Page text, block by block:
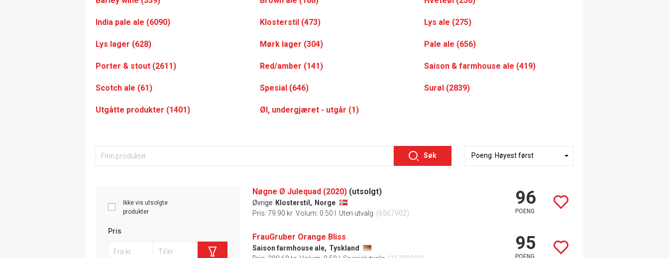
India pale ale (6090) Klosterstil (473) Lys ale (275)
Lys lager (628) Mørk lager (304) Pale ale (656)
Porter & stout (2611) Red/amber (141) Saison & farmhouse ale (419)
Scotch ale (61) Spesial (646) Surøl (2839)
Utgåtte produkter (1401) Øl, undergjæret - utgår (1)
Søk
Ikke vis utsolgte
produkter
Pris
Nøgne Ø Julequad (2020) (utsolgt)
Øvrige Klosterstil, Norge
Pris: 79.90 kr Volum: 0.50 l Uten utvalg (6567902)
96
POENG
FrauGruber Orange Bliss
Saison farmhouse ale, Tyskland
95
POENG